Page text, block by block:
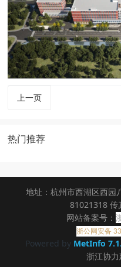
上一页
热门推荐
地址：杭州市西湖区西园
81021318 传
网站备案号：
浙公网安备
Powered by MetInfo
浙江协